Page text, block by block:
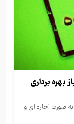
بهره برداری
صورت اجاره ای و